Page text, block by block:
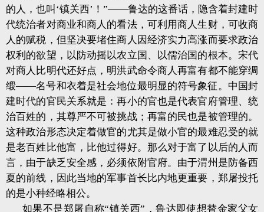
的人，也叫‘镇关西’！”——鲁达的这番话，隐含着封建时
代统治者对商业和商人的看法，可利用商人生财，可收商
人的赋税，但坚决要堵住商人因经济实力高涨而要求政治
权利的欲望，以防动摇以农立国、以儒治国的根本。宋代
对商人比明代还好点，明洪武命令商人再富有都不能穿绸
缎——名号和衣着是社会地位最明显的符号象征。中国封
建时代的官民关系就是：再小的官也是代表官府管理、统
治百姓的，其尊严不可被挑战；再富的民也是被管理的。
这种政治形态决定着做官的尤其是做小官的最难忍受的就
是老百姓比他富，比他过得好。那么对于富了以后的人而
言，由于缺乏安全感，必须依附官府。由于渭州是防备西
夏的前线，因此当地的军事首长比内地更重要，郑屠投托
的是小种经略相公。
如果不是郑屠自称“镇关西”，鲁达即使想替金家父女